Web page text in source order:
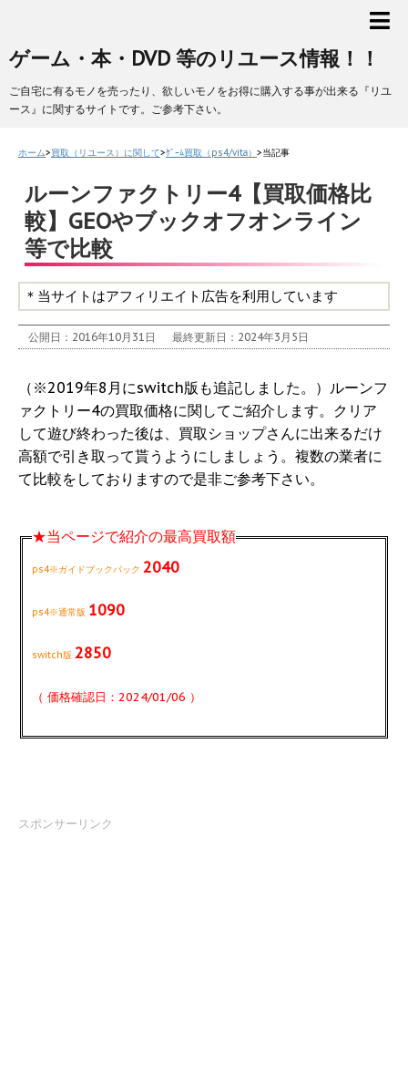
ゲーム・本・DVD 等のリユース情報！！
ご自宅に有るモノを売ったり、欲しいモノをお得に購入する事が出来る『リユ
ース』に関するサイトです。ご参考下さい。
ホーム>買取（リユース）に関して>ｹﾞｰﾑ買取（ps4/vita） >当記事
ルーンファクトリー4【買取価格比
較】GEOやブックオフオンライン
等で比較
＊当サイトはアフィリエイト広告を利用しています
公開日：2016年10月31日 最終更新日：2024年3月5日
（※2019年8月にswitch版も追記しました。）ルーンフ
ァクトリー4の買取価格に関してご紹介します。クリア
して遊び終わった後は、買取ショップさんに出来るだけ
高額で引き取って貰うようにしましょう。複数の業者に
て比較をしておりますので是非ご参考下さい。
★当ページで紹介の最高買取額
ps4※ガイドブックパック 2040
ps4※通常版 1090
switch版 2850
（ 価格確認日：2024/01/06 ）
スポンサーリンク